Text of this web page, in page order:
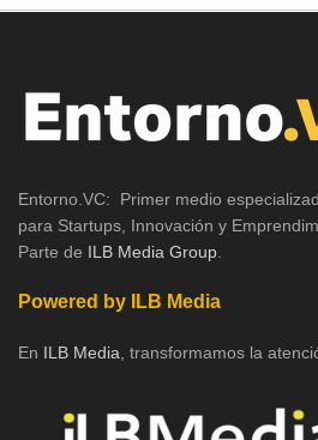
Entorno.VC: Primer medio
para Startups, Innovación y
Parte de ILB Media Group
Powered by ILB Media
En ILB Media , transformamos la